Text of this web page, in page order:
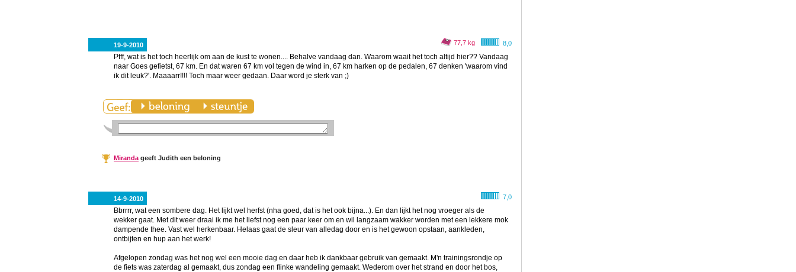
19-9-2010 8,0
77,7 kg
Pfff, wat is het toch heerlijk om aan de kust te wonen.... Behalve vandaag dan. Waarom waait het toch altijd hier?? Vandaag
naar Goes gefietst, 67 km. En dat waren 67 km vol tegen de wind in, 67 km harken op de pedalen, 67 denken 'waarom vind
ik dit leuk?'. Maaaarr!!!! Toch maar weer gedaan. Daar word je sterk van ;)
Miranda geeft Judith een beloning
14-9-2010 7,0
Bbrrrr, wat een sombere dag. Het lijkt wel herfst (nha goed, dat is het ook bijna...). En dan lijkt het nog vroeger als de
wekker gaat. Met dit weer draai ik me het liefst nog een paar keer om en wil langzaam wakker worden met een lekkere mok
dampende thee. Vast wel herkenbaar. Helaas gaat de sleur van alledag door en is het gewoon opstaan, aankleden,
ontbijten en hup aan het werk!
Afgelopen zondag was het nog wel een mooie dag en daar heb ik dankbaar gebruik van gemaakt. M'n trainingsrondje op
de fiets was zaterdag al gemaakt, dus zondag een flinke wandeling gemaakt. Wederom over het strand en door het bos,